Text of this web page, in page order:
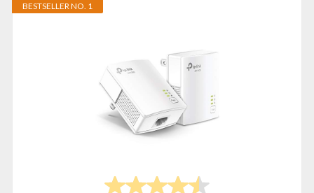
BESTSELLER NO. 1